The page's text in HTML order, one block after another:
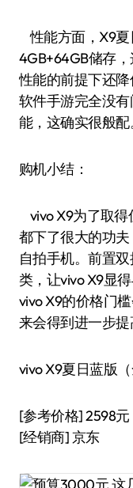
性能方面，X9夏
4GB+64GB储存
性能的前提下还
软件手游完全没
能，这确实很般配
购机小结：
vivo X9为了取
都下了很大的功
自拍手机。前置
类，让vivo X9显
vivo X9的价格门
来会得到进一步提
vivo X9夏日蓝版（
[参考价格] 2598元
[经销商] 京东